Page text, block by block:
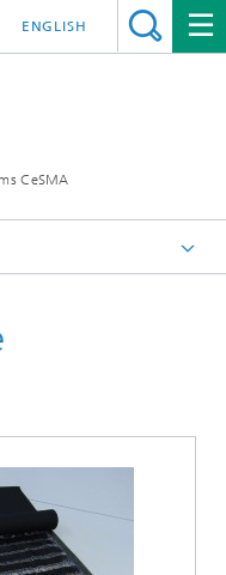
CeSMA
ENGLISH